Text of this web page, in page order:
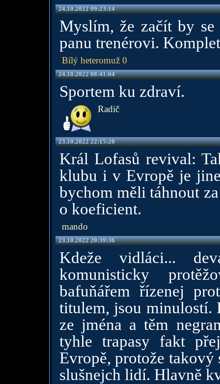
24.10.2022 09:23:14
Myslím, že začít by
panu trenérovi.
Bílý heteromuž 0
24.10.2022 08:41:04
Sportem ku zdraví.
Radič
23.10.2022 22:15:20
Král Lofasů revival:
klubu i v Evropě je
bychom měli táhnout
o koeficient.
mando
23.10.2022 20:39:36
Kdeže vidláci...
komunisticky
bafuňářem řízenej
titulem, jsou minulostí.
ze jména a těm
tyhle trapasy fakt
Evropě, protože
slušnejch lidí. Hlavně